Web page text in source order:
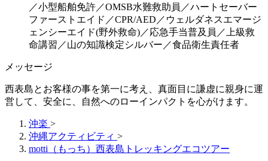
／小型船舶免許／OMSB水難救助員／ハートセーバー
ファーストエイド／CPR/AED／ウェルダネスエマージ
ェンシーエイド(野外救命)／応急手当普及員／上級救
命講習／山の知識検定シルバー／食品衛生責任者
メッセージ
西表島とお客様の事を第一に考え、真面目に謙虚に親身に運
営して、安全に、自然へのローインパクトを心がけます。
沖楽 >
沖縄アクティビティ >
motti（もっち）西表島トレッキングエコツアー